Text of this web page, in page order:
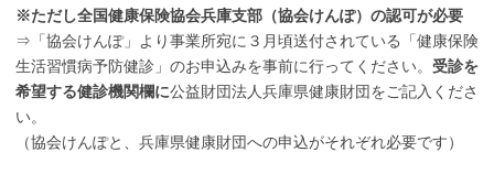
※ただし全国健康保険協会兵庫支部（協会けんぽ）の認可が必要
⇒「協会けんぽ」より事業所宛に３月頃送付されている「健康保険
生活習慣病予防健診」のお申込みを事前に行ってください。 受診を
希望する健診機関欄に公益財団法人兵庫県健康財団をご記入くださ
い。
（協会けんぽと、兵庫県健康財団への申込がそれぞれ必要です）